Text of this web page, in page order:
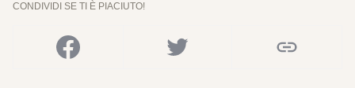
CONDIVIDI SE TI È PIACIUTO!